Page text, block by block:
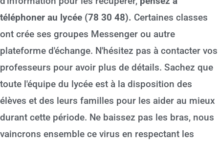
téléphoner au lycée (78 30 48). Certaines classes
ont crée ses groupes Messenger ou autre
plateforme d'échange. N'hésitez pas à contacter vos
professeurs pour avoir plus de détails. Sachez que
toute l'équipe du lycée est à la disposition des
élèves et des leurs familles pour les aider au mieux
durant cette période. Ne baissez pas les bras, nous
vaincrons ensemble ce virus en respectant les